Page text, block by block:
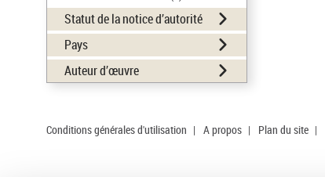
Statut de la notice d’autorité
Pays
Auteur d’œuvre
Conditions générales d'utilisation | A propos | Plan du site |